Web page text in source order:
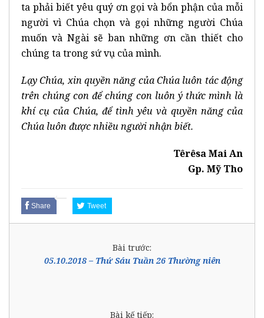
ta phải biết yêu quý ơn gọi và bổn phận của mỗi
người vì Chúa chọn và gọi những người Chúa
muốn và Ngài sẽ ban những ơn cần thiết cho
chúng ta trong sứ vụ của mình.
Lạy Chúa, xin quyền năng củaChúa luôn tác động
trên chúng con để chúng con luôn ý thức mình là
khí cụ của Chúa, để tình yêu và quyền năng của
Chúa luôn được nhiều người nhận biết.
Têrêsa Mai An
Gp. Mỹ Tho
Share Tweet
Bài trước:
05.10.2018 – Thứ Sáu Tuần 26 Thường niên
Bài kế tiếp: